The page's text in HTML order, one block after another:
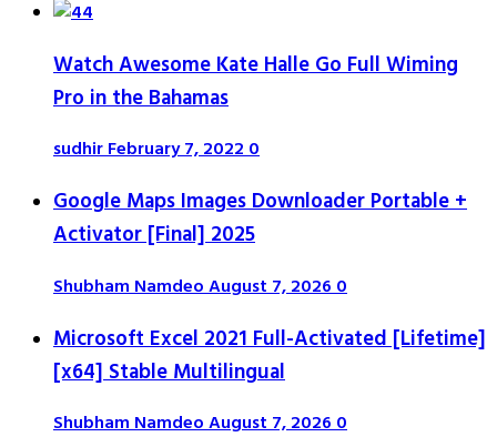
Watch Awesome Kate Halle Go Full Wiming
Pro in the Bahamas
sudhirFebruary 7, 20220
Google Maps Images Downloader Portable +
Activator [Final] 2025
Shubham NamdeoAugust 7, 20260
Microsoft Excel 2021 Full-Activated [Lifetime]
[x64] Stable Multilingual
Shubham NamdeoAugust 7, 20260